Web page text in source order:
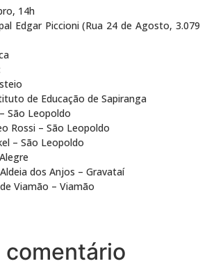
14h
Edgar Piccioni (Rua 24 de Agosto, 3.079
de Educação de Sapiranga
São Leopoldo
Rossi – São Leopoldo
– São Leopoldo
dos Anjos – Gravataí
Viamão – Viamão
comentário